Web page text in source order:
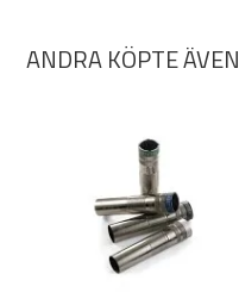
ANDRA KÖPTE ÄVEN